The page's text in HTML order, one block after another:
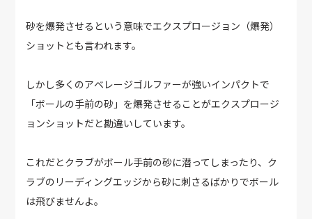
砂を爆発させるという意味でエクスプロージョン（爆発）
ショットとも言われます。
しかし多くのアベレージゴルファーが強いインパクトで
「ボールの手前の砂」を爆発させることがエクスプロージ
ョンショットだと勘違いしています。
これだとクラブがボール手前の砂に潜ってしまったり、ク
ラブのリーディングエッジから砂に刺さるばかりでボール
は飛びませんよ。